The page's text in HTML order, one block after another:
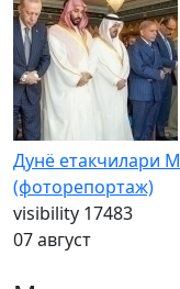
Дунё етакчилари
(фоторепортаж)
visibility 17483
07 август